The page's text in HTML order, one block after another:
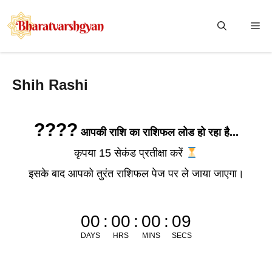
content
Shih Rashi
???? आपकी राशि का राशिफल लोड हो रहा है...
कृपया 15 सेकंड प्रतीक्षा करें
इसके बाद आपको तुरंत राशिफल पेज पर ले जाया जाएगा।
00
DAYS
: 00
HRS
: 00
MINS
: 09
SECS